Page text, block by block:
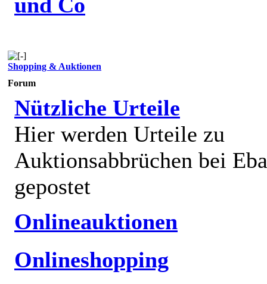
Shopping & Auktionen
Forum
Nützliche Urteile
Hier werden Urteile zu
Auktionsabbrüchen bei
gepostet
Onlineauktionen
Onlineshopping